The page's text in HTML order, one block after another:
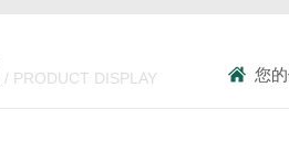
/ PRODUCT DISPLAY 您